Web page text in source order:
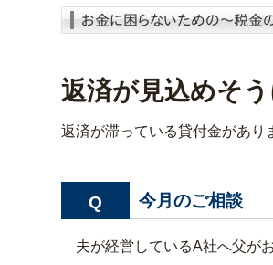
返済が見込めそ
返済が滞っている貸付金があり
Q 今月のご相談
夫が経営しているA社へ父が